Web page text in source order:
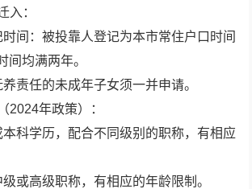
入：
间：被投靠人登记为本市常住户口时间
间均满两年。
责任的未成年子女须一并申请。
2024年政策）：
科学历，配合不同级别的职称，有相应
或高级职称，有相应的年龄限制。